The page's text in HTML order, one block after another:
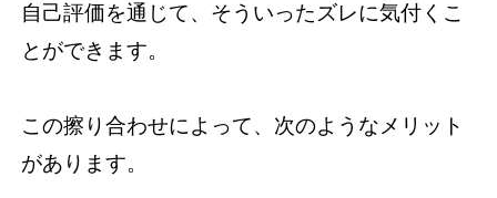
自己評価を通じて、そういったズレに気付くこ
とができます。
この擦り合わせによって、次のようなメリット
があります。